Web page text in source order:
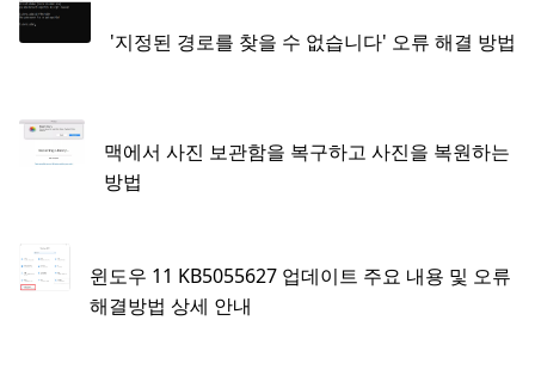
'지정된 경로를 찾을 수 없습니다' 오류 해결 방법
맥에서 사진 보관함을 복구하고 사진을 복원하는
방법
윈도우 11 KB5055627 업데이트 주요 내용 및 오류
해결방법 상세 안내